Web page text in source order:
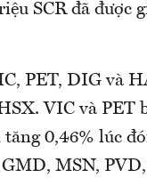
SCR đã
PET, DIG và
VIC và PET
0,46% lúc
MSN,